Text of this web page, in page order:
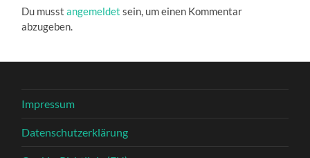
Du musstangemeldet sein, um einen Kommentar
abzugeben.
Impressum
Datenschutzerklärung